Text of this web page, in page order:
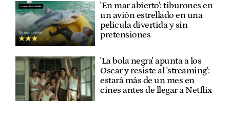
'En mar abierto': tiburones en
un avión estrellado en una
película divertida y sin
pretensiones
'La bola negra' apunta a los
Oscar y resiste al 'streaming':
estará más de un mes en
cines antes de llegar a Netflix